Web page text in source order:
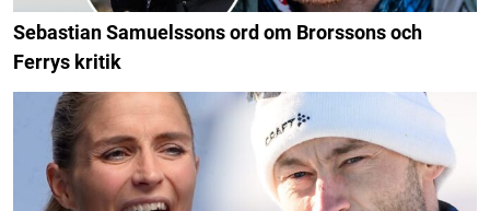
Sebastian Samuelssons ord om Brorssons och
Ferrys kritik